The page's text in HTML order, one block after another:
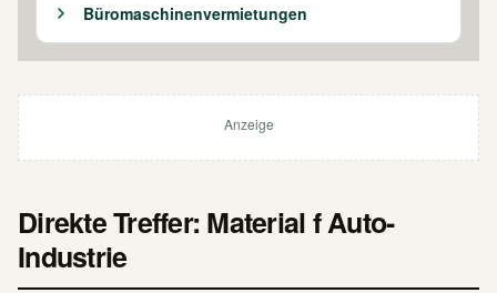
Büromaschinenvermietungen
Anzeige
Direkte Treffer: Material f Auto-
Industrie